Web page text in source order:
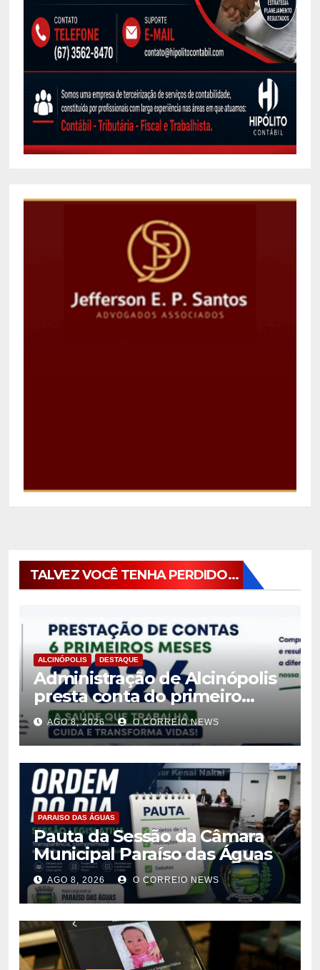
TALVEZ VOCÊ TENHA PERDIDO...
ALCINÓPOLIS DESTAQUE
Administração de Alcinópolis
presta conta do primeiro
semestre de 2026
AGO 8, 2026 O CORREIO NEWS
PARAISO DAS ÁGUAS
Pauta da Sessão da Câmara
Municipal Paraíso das Águas
AGO 8, 2026 O CORREIO NEWS